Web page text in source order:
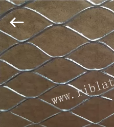
MAISON
DES
PRODUITS
COUNTY
JIAFU
WIRE
MESH
MANUFACTURING
CO.,LTD.
Rights
Reserved.